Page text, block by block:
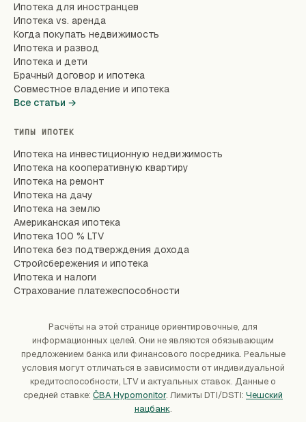
Ипотека для иностранцев
Ипотека vs. аренда
Когда покупать недвижимость
Ипотека и развод
Ипотека и дети
Брачный договор и ипотека
Совместное владение и ипотека
Все статьи →
ТИПЫ ИПОТЕК
Ипотека на инвестиционную недвижимость
Ипотека на кооперативную квартиру
Ипотека на ремонт
Ипотека на дачу
Ипотека на землю
Американская ипотека
Ипотека 100 % LTV
Ипотека без подтверждения дохода
Стройсбережения и ипотека
Ипотека и налоги
Страхование платежеспособности
Расчёты на этой странице ориентировочные, для
информационных целей. Они не являются обязывающим
предложением банка или финансового посредника. Реальные
условия могут отличаться в зависимости от индивидуальной
кредитоспособности, LTV и актуальных ставок. Данные о
средней ставке: ČBA Hypomonitor. Лимиты DTI/DSTI: Чешский
нацбанк.